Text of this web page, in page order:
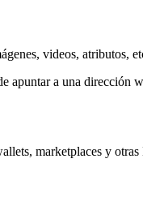
videos, atributos,
apuntar a una dirección
marketplaces y